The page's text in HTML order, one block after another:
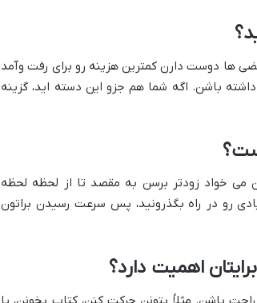
ها دوست دارن کمترین هزینه رو برای رفت وآمد
باشن. اگه شما هم جزو این دسته اید، گزینه
می خواد زودتر برسن به مقصد تا از لحظه لحظه
رو در راه بگذرونید، پس سرعت رسیدن براتون
اهمیت دارد؟